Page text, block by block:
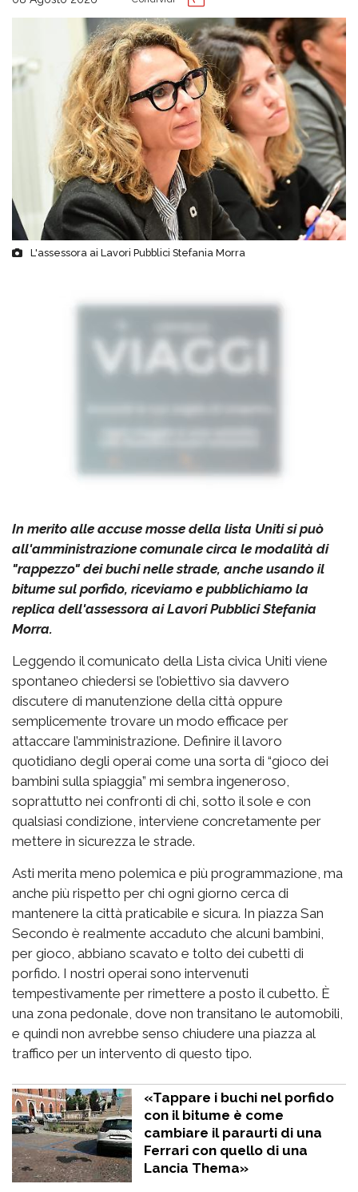
L'assessora ai Lavori Pubblici Stefania Morra
In merito alle accuse mosse della lista Uniti si può
all'amministrazione comunale circa le modalità di
"rappezzo" dei buchi nelle strade, anche usando il
bitume sul porfido, riceviamo e pubblichiamo la
replica dell'assessora ai Lavori Pubblici Stefania
Morra.
Leggendo il comunicato della Lista civica Uniti viene
spontaneo chiedersi se l’obiettivo sia davvero
discutere di manutenzione della città oppure
semplicemente trovare un modo efficace per
attaccare l’amministrazione. Definire il lavoro
quotidiano degli operai come una sorta di “gioco dei
bambini sulla spiaggia” mi sembra ingeneroso,
soprattutto nei confronti di chi, sotto il sole e con
qualsiasi condizione, interviene concretamente per
mettere in sicurezza le strade.
Asti merita meno polemica e più programmazione, ma
anche più rispetto per chi ogni giorno cerca di
mantenere la città praticabile e sicura. In piazza San
Secondo è realmente accaduto che alcuni bambini,
per gioco, abbiano scavato e tolto dei cubetti di
porfido. I nostri operai sono intervenuti
tempestivamente per rimettere a posto il cubetto. È
una zona pedonale, dove non transitano le automobili,
e quindi non avrebbe senso chiudere una piazza al
traffico per un intervento di questo tipo.
«Tappare i buchi nel porfido
con il bitume è come
cambiare il paraurti di una
Ferrari con quello di una
Lancia Thema»